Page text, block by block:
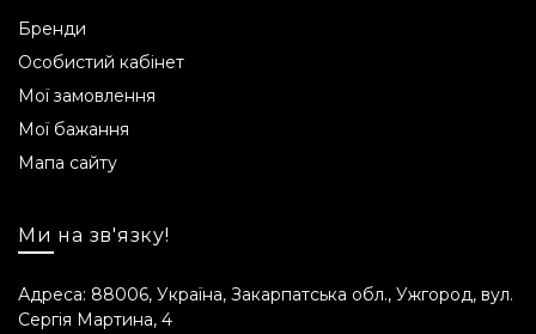
Склад INCI
Aqua, Glycerin, Caffeine, Phenoxyethanol,
Panthenol, Panthenol, Aloe Vera Leaf Extract,
Sodium Polyacryloyldimethyl Taurate, Xanthan
Polysorbate 80, Urea, Benzoic Acid,
Parfum, Limonene, Citrus Aurantium Peel Oil,
Terpineol.
Бренди
Особистий кабінет
Мої замовлення
Мої бажання
Мапа сайту
Ми на зв'язку!
Адреса: 88006, Україна, Закарпатська обл., Ужгород, вул.
Сергія Мартина, 4